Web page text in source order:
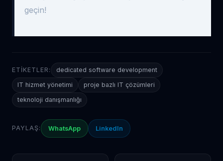
geçin!
ETIKETLER:
dedicated software development
IT hizmet yönetimi
proje bazlı IT çözümleri
teknoloji danışmanlığı
PAYLAŞ: WhatsApp LinkedIn